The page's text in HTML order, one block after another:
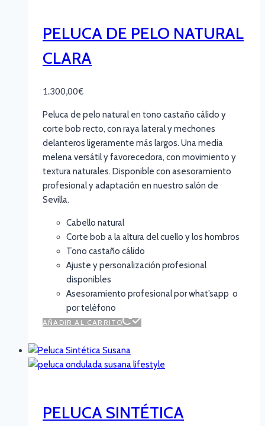
PELUCA DE PELO NATURAL
CLARA
1.300,00€
Peluca de pelo natural en tono castaño cálido y
corte bob recto, con raya lateral y mechones
delanteros ligeramente más largos. Una media
melena versátil y favorecedora, con movimiento y
textura naturales. Disponible con asesoramiento
profesional y adaptación en nuestro salón de
Sevilla.
Cabello natural
Corte bob a la altura del cuello y los hombros
Tono castaño cálido
Ajuste y personalización profesional
disponibles
Asesoramiento profesional por what’sapp o
por teléfono
AÑADIR AL CARRITO
PELUCA SINTÉTICA